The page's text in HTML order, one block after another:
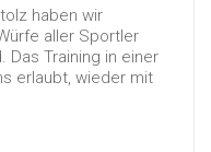
haben wir
aller Sportler
Training in einer
erlaubt, wieder mit